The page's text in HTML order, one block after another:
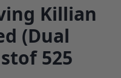
Killian
(Dual
525